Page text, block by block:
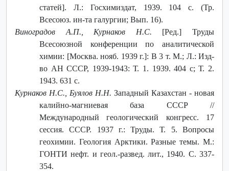
статей]. Л.: Госхимиздат, 1939. 104 с. (Тр.
Всесоюз. ин-та галургии; Вып. 16).
Виноградов А.П., Курнаков Н.С. [Ред.] Труды
Всесоюзной конференции по аналитической
химии: [Москва. нояб. 1939 г.]: В 3 т. М.; Л.: Изд-
во АН СССР, 1939-1943: Т. 1. 1939. 404 с; Т. 2.
1943. 631 с.
Курнаков Н.С., Буялов Н.Н. Западный Казахстан - новая
калийно-магниевая база СССР //
Международный геологический конгресс. 17
сессия. СССР. 1937 г.: Труды. Т. 5. Вопросы
геохимии. Геология Арктики. Разные темы. М.:
ГОНТИ нефт. и геол.-развед. лит., 1940. С. 337-
354.